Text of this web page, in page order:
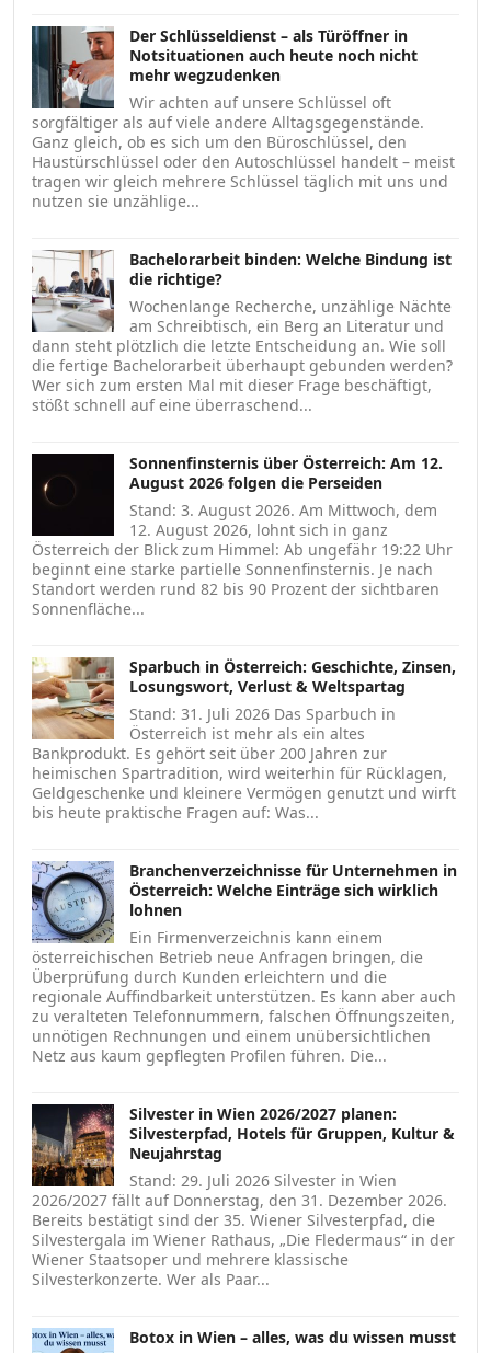
Der Schlüsseldienst – als Türöffner in
Notsituationen auch heute noch nicht
mehr wegzudenken
Wir achten auf unsere Schlüssel oft
sorgfältiger als auf viele andere Alltagsgegenstände.
Ganz gleich, ob es sich um den Büroschlüssel, den
Haustürschlüssel oder den Autoschlüssel handelt – meist
tragen wir gleich mehrere Schlüssel täglich mit uns und
nutzen sie unzählige...
Bachelorarbeit binden: Welche Bindung ist
die richtige?
Wochenlange Recherche, unzählige Nächte
am Schreibtisch, ein Berg an Literatur und
dann steht plötzlich die letzte Entscheidung an. Wie soll
die fertige Bachelorarbeit überhaupt gebunden werden?
Wer sich zum ersten Mal mit dieser Frage beschäftigt,
stößt schnell auf eine überraschend...
Sonnenfinsternis über Österreich: Am 12.
August 2026 folgen die Perseiden
Stand: 3. August 2026. Am Mittwoch, dem
12. August 2026, lohnt sich in ganz
Österreich der Blick zum Himmel: Ab ungefähr 19:22 Uhr
beginnt eine starke partielle Sonnenfinsternis. Je nach
Standort werden rund 82 bis 90 Prozent der sichtbaren
Sonnenfläche...
Sparbuch in Österreich: Geschichte, Zinsen,
Losungswort, Verlust & Weltspartag
Stand: 31. Juli 2026 Das Sparbuch in
Österreich ist mehr als ein altes
Bankprodukt. Es gehört seit über 200 Jahren zur
heimischen Spartradition, wird weiterhin für Rücklagen,
Geldgeschenke und kleinere Vermögen genutzt und wirft
bis heute praktische Fragen auf: Was...
Branchenverzeichnisse für Unternehmen in
Österreich: Welche Einträge sich wirklich
lohnen
Ein Firmenverzeichnis kann einem
österreichischen Betrieb neue Anfragen bringen, die
Überprüfung durch Kunden erleichtern und die
regionale Auffindbarkeit unterstützen. Es kann aber auch
zu veralteten Telefonnummern, falschen Öffnungszeiten,
unnötigen Rechnungen und einem unübersichtlichen
Netz aus kaum gepflegten Profilen führen. Die...
Silvester in Wien 2026/2027 planen:
Silvesterpfad, Hotels für Gruppen, Kultur &
Neujahrstag
Stand: 29. Juli 2026 Silvester in Wien
2026/2027 fällt auf Donnerstag, den 31. Dezember 2026.
Bereits bestätigt sind der 35. Wiener Silvesterpfad, die
Silvestergala im Wiener Rathaus, „Die Fledermaus“ in der
Wiener Staatsoper und mehrere klassische
Silvesterkonzerte. Wer als Paar...
Botox in Wien – alles, was du wissen musst